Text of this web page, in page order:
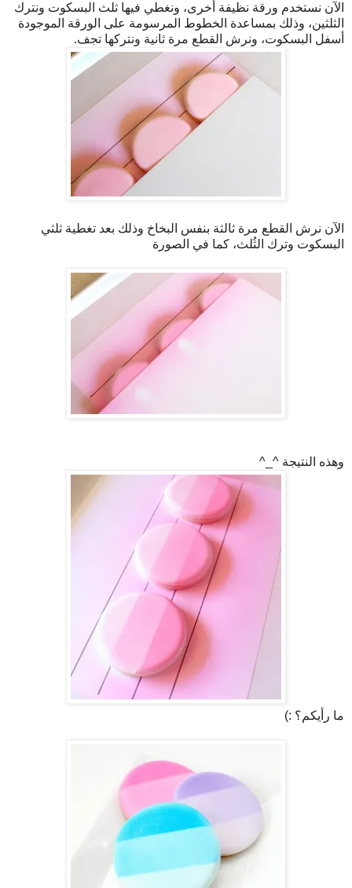
الآن نستخدم ورقة نظيفة أخرى، ونغطي فيها ثلث البسكوت ونترك
الثلثين، وذلك بمساعدة الخطوط المرسومة على الورقة الموجودة
أسفل البسكوت، ونرش القطع مرة ثانية ونتركها تجف.
الآن نرش القطع مرة ثالثة بنفس البخاخ وذلك بعد تغطية ثلثي
البسكوت وترك الثُلث، كما في الصورة
وهذه النتيجة ^_^
ما رأيكم؟ :)